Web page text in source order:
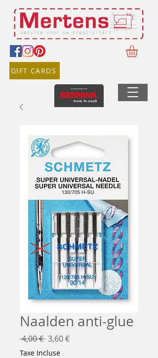
GIFT CARDS
Naalden anti-glue
4,00 € Prix
original
3,60 €Prix
Taxe Incluse